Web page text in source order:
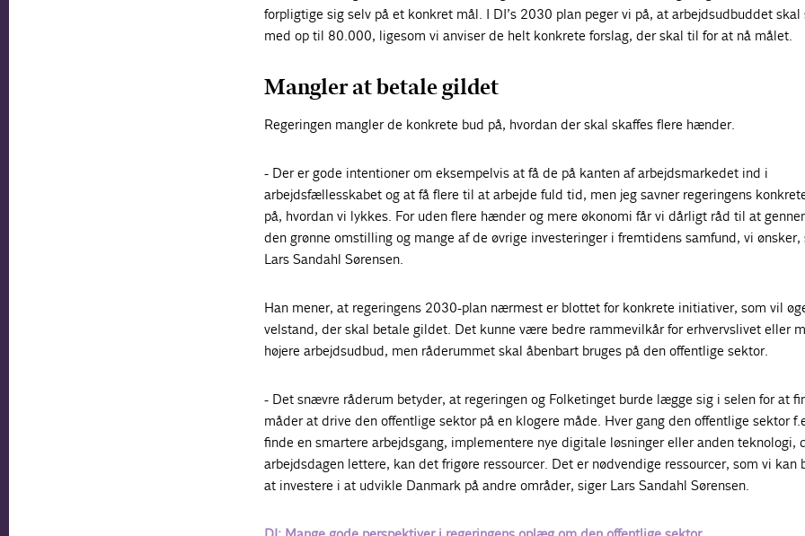
forpligtige sig selv på et konkret mål. I DI’s 2030 plan peger vi på, at arbejdsudbuddet skal
med op til 80.000, ligesom vi anviser de helt konkrete forslag, der skal til for at nå målet.
Mangler at betale gildet
Regeringen mangler de konkrete bud på, hvordan der skal skaffes flere hænder.
- Der er gode intentioner om eksempelvis at få de på kanten af arbejdsmarkedet ind i
arbejdsfællesskabet og at få flere til at arbejde fuld tid, men jeg savner regeringens
på, hvordan vi lykkes. For uden flere hænder og mere økonomi får vi dårligt råd til at
den grønne omstilling og mange af de øvrige investeringer i fremtidens samfund, vi ønsker,
Lars Sandahl Sørensen.
Han mener, at regeringens 2030-plan nærmest er blottet for konkrete initiativer, som vil
velstand, der skal betale gildet. Det kunne være bedre rammevilkår for erhvervslivet eller
højere arbejdsudbud, men råderummet skal åbenbart bruges på den offentlige sektor.
- Det snævre råderum betyder, at regeringen og Folketinget burde lægge sig i selen for at
måder at drive den offentlige sektor på en klogere måde. Hver gang den offentlige sektor
finde en smartere arbejdsgang, implementere nye digitale løsninger eller anden teknologi,
arbejdsdagen lettere, kan det frigøre ressourcer. Det er nødvendige ressourcer, som vi kan
at investere i at udvikle Danmark på andre områder, siger Lars Sandahl Sørensen.